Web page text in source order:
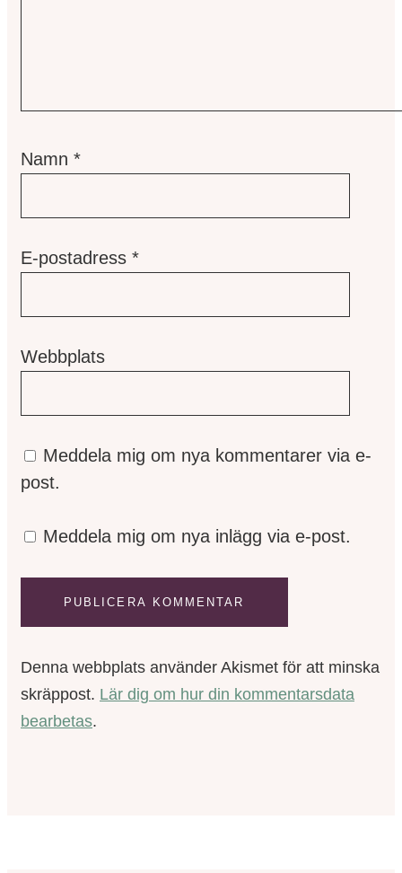
Namn *
E-postadress *
Webbplats
Meddela mig om nya kommentarer via e-
post.
Meddela mig om nya inlägg via e-post.
Denna webbplats använder Akismet för att minska
skräppost. Lär dig om hur din kommentarsdata
bearbetas.